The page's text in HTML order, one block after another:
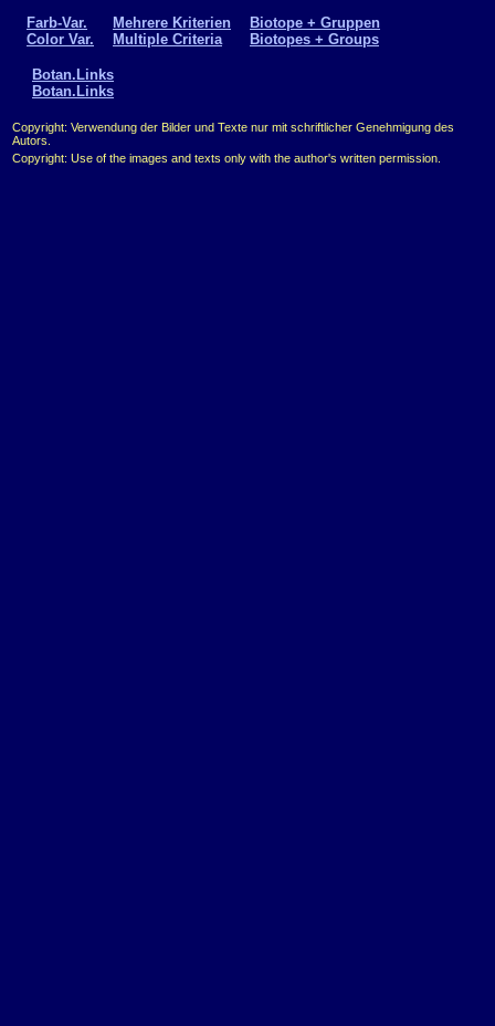
Farb-Var.
Color Var.
Mehrere Kriterien
Multiple Criteria
Biotope + Gruppen
Biotopes + Groups
Botan.Links
Botan.Links
Copyright: Verwendung der Bilder und Texte nur mit schriftlicher Genehmigung des
Autors.
Copyright: Use of the images and texts only with the author's written permission.